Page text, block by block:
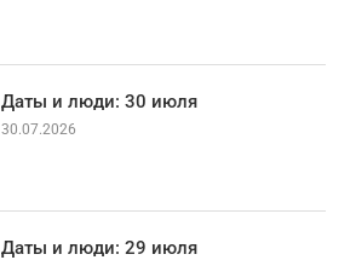
Даты и люди: 30 июля
30.07.2026
Даты и люди: 29 июля